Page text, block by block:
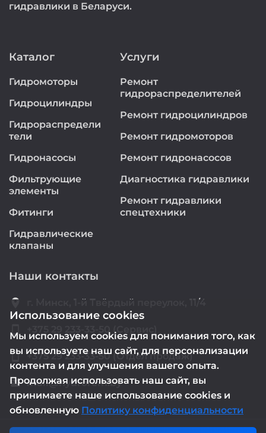
гидравлики в Беларуси.
Каталог
Гидромоторы
Гидроцилиндры
Гидрораспредели
тели
Гидронасосы
Фильтрующие
элементы
Фитинги
Гидравлические
клапаны
Услуги
Ремонт
гидрораспределителей
Ремонт гидроцилиндров
Ремонт гидромоторов
Ремонт гидронасосов
Диагностика гидравлики
Ремонт гидравлики
спецтехники
Наши контакты
location_on г. Минск, 1-й Твёрдый переулок, 11/4
smartphone +375 29 233-33-50 (Сервис)
smartphone +375 29 233-33-50 (Отдел продаж)
email mail@hydrorem.by
Использование cookies
Мы используем cookies для понимания того, как
вы используете наш сайт, для персонализации
контента и для улучшения вашего опыта.
Продолжая использовать наш сайт, вы
принимаете наше использование cookies и
обновленную Политику конфиденциальности